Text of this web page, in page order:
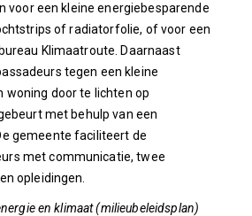
voor een kleine energiebesparende
of radiatorfolie, of voor een
Klimaatroute. Daarnaast
tegen een kleine
woning door te lichten op
met behulp van een
gemeente faciliteert de
met communicatie, twee
opleidingen.
en klimaat (milieubeleidsplan)